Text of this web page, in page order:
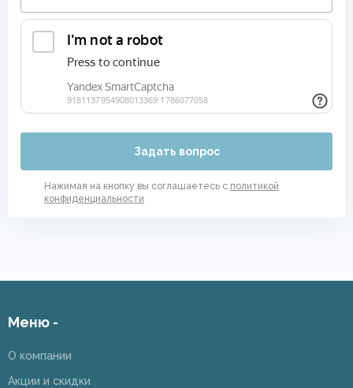
Задать вопрос
Нажимая на кнопку вы соглашаетесь с политикой
конфиденциальности
Меню -
О компании
Акции и скидки